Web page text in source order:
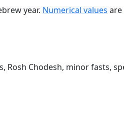
year. Numerical values are
Rosh Chodesh, minor fasts,